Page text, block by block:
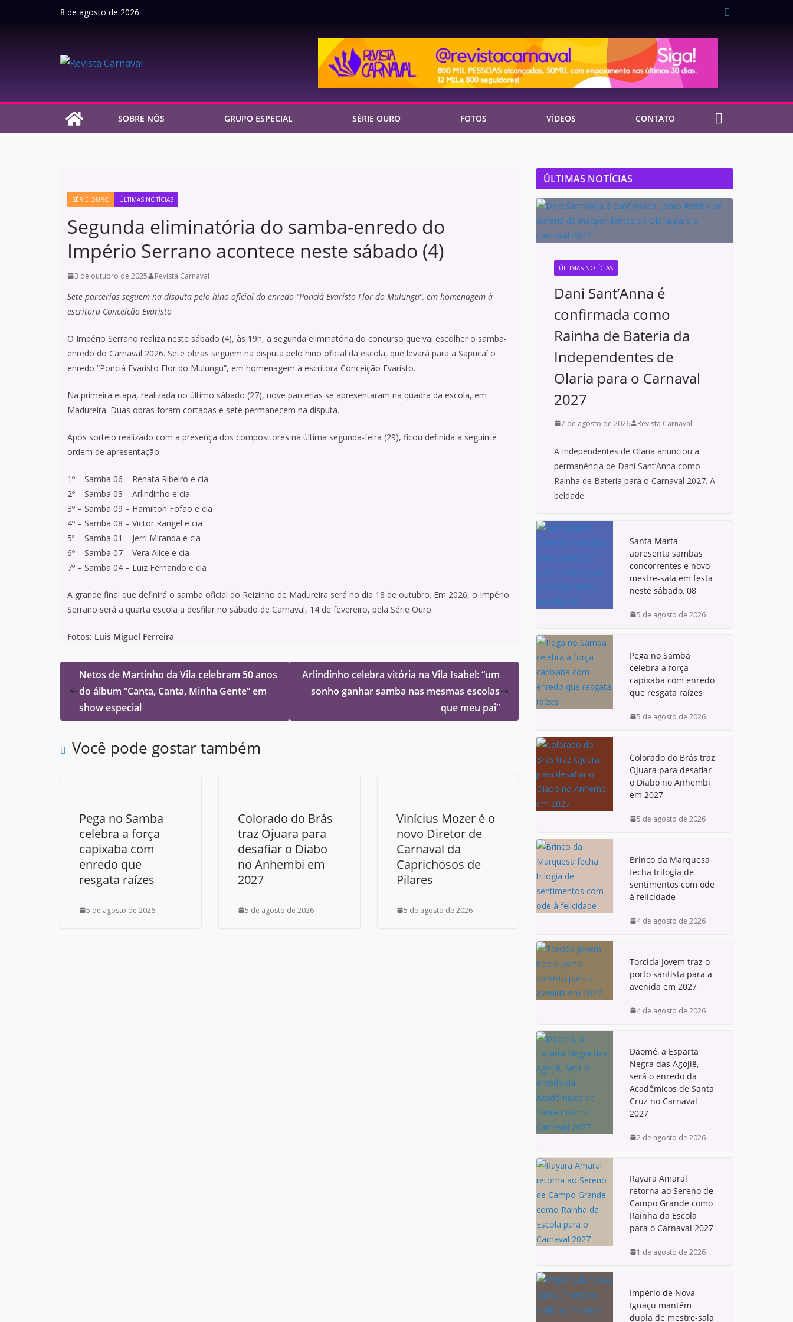
8 de agosto de 2026
SOBRE NÓS GRUPO ESPECIAL SÉRIE OURO FOTOS VÍDEOS CONTATO
SÉRIE OURO ÚLTIMAS NOTÍCIAS
Segunda eliminatória do samba-enredo do
Império Serrano acontece neste sábado (4)
3 de outubro de 2025 Revista Carnaval
Sete parcerias seguem na disputa pelo hino oficial do enredo “Ponciá Evaristo Flor do Mulungu”, em homenagem à
escritora Conceição Evaristo
O Império Serrano realiza neste sábado (4), às 19h, a segunda eliminatória do concurso que vai escolher o samba-
enredo do Carnaval 2026. Sete obras seguem na disputa pelo hino oficial da escola, que levará para a Sapucaí o
enredo “Ponciá Evaristo Flor do Mulungu”, em homenagem à escritora Conceição Evaristo.
Na primeira etapa, realizada no último sábado (27), nove parcerias se apresentaram na quadra da escola, em
Madureira. Duas obras foram cortadas e sete permanecem na disputa.
Após sorteio realizado com a presença dos compositores na última segunda-feira (29), ficou definida a seguinte
ordem de apresentação:
1º – Samba 06 – Renata Ribeiro e cia
2º – Samba 03 – Arlindinho e cia
3º – Samba 09 – Hamilton Fofão e cia
4º – Samba 08 – Victor Rangel e cia
5ª – Samba 01 – Jerri Miranda e cia
6º – Samba 07 – Vera Alice e cia
7º – Samba 04 – Luiz Fernando e cia
A grande final que definirá o samba oficial do Reizinho de Madureira será no dia 18 de outubro. Em 2026, o Império
Serrano será a quarta escola a desfilar no sábado de Carnaval, 14 de fevereiro, pela Série Ouro.
Fotos: Luis Miguel Ferreira
Netos de Martinho da Vila celebram 50 anos
do álbum “Canta, Canta, Minha Gente” em
show especial
Arlindinho celebra vitória na Vila Isabel: “um
sonho ganhar samba nas mesmas escolas
que meu pai”
Você pode gostar também
Pega no Samba
celebra a força
capixaba com
enredo que
resgata raízes
5 de agosto de 2026
Colorado do Brás
traz Ojuara para
desafiar o Diabo
no Anhembi em
2027
5 de agosto de 2026
Vinícius Mozer é o
novo Diretor de
Carnaval da
Caprichosos de
Pilares
5 de agosto de 2026
ÚLTIMAS NOTÍCIAS
ÚLTIMAS NOTÍCIAS
Dani Sant’Anna é
confirmada como
Rainha de Bateria da
Independentes de
Olaria para o Carnaval
2027
7 de agosto de 2026 Revista Carnaval
A Independentes de Olaria anunciou a
permanência de Dani Sant’Anna como
Rainha de Bateria para o Carnaval 2027. A
beldade
Santa Marta
apresenta sambas
concorrentes e novo
mestre-sala em festa
neste sábado, 08
5 de agosto de 2026
Pega no Samba
celebra a força
capixaba com enredo
que resgata raízes
5 de agosto de 2026
Colorado do Brás traz
Ojuara para desafiar
o Diabo no Anhembi
em 2027
5 de agosto de 2026
Brinco da Marquesa
fecha trilogia de
sentimentos com ode
à felicidade
4 de agosto de 2026
Torcida Jovem traz o
porto santista para a
avenida em 2027
4 de agosto de 2026
Daomé, a Esparta
Negra das Agojiê,
será o enredo da
Acadêmicos de Santa
Cruz no Carnaval
2027
2 de agosto de 2026
Rayara Amaral
retorna ao Sereno de
Campo Grande como
Rainha da Escola
para o Carnaval 2027
1 de agosto de 2026
Império de Nova
Iguaçu mantém
dupla de mestre-sala